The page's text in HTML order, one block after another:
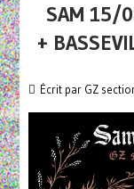
SAM 15/
+
Écrit par GZ